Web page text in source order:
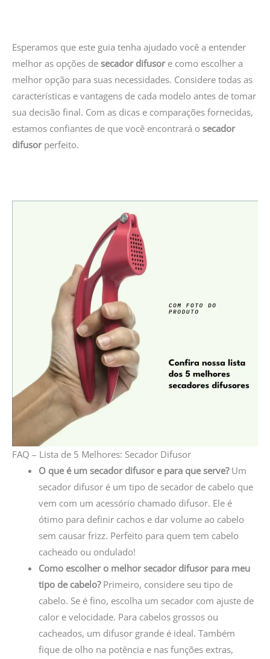
Esperamos que este guia tenha ajudado você a entender
melhor as opções de secador difusore como escolher a
melhor opção para suas necessidades. Considere todas as
características e vantagens de cada modelo antes de tomar
sua decisão final. Com as dicas e comparações fornecidas,
estamos confiantes de que você encontrará o secador
difusorperfeito.
FAQ – Lista de 5 Melhores: Secador Difusor
O que é um secador difusor e para que serve?Um
secador difusor é um tipo de secador de cabelo que
vem com um acessório chamado difusor. Ele é
ótimo para definir cachos e dar volume ao cabelo
sem causar frizz. Perfeito para quem tem cabelo
cacheado ou ondulado!
Como escolher o melhor secador difusor para meu
tipo de cabelo?Primeiro, considere seu tipo de
cabelo. Se é fino, escolha um secador com ajuste de
calor e velocidade. Para cabelos grossos ou
cacheados, um difusor grande é ideal. Também
fique de olho na potência e nas funções extras,